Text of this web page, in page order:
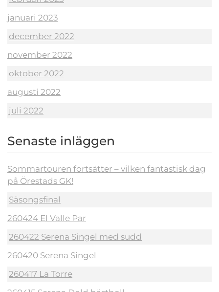
januari 2023
december 2022
november 2022
oktober 2022
augusti 2022
juli 2022
Senaste inläggen
Sommartouren fortsätter – vilken fantastisk dag
på Örestads GK!
Säsongsfinal
260424 El Valle Par
260422 Serena Singel med sudd
260420 Serena Singel
260417 La Torre